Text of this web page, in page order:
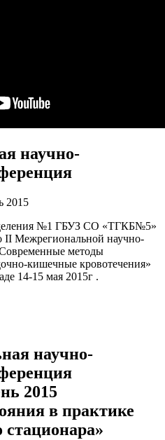
научно-
2015
№1 ГБУЗ СО «ТГКБ№5»
II Межрегиональной научно-
методы
кишечные кровотечения»
14-15 мая 2015г .
научно-
2015
в практике